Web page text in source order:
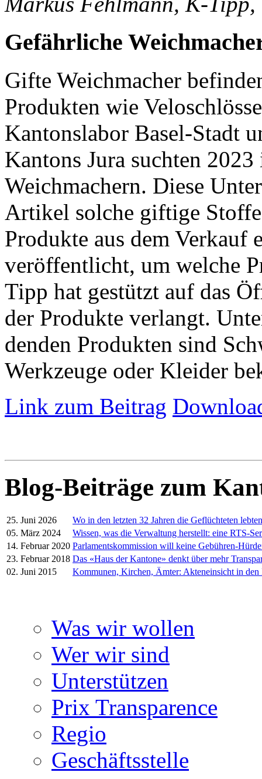
Gefährliche
Gifte Weichmacher
Produkten wie
Kantonslabor Basel-Stadt
Kantons Jura suchten
Weichmachern. Diese
Artikel solche giftige
Produkte aus dem
veröffentlicht, um welche
Tipp hat gestützt auf das
der Produkte verlangt.
denden Produkten sind
Werkzeuge oder Kleider
Link zum Beitrag
Blog-Beiträge zum
25. Juni 2026
Wo in den letzten 32 Jahren die Geflüchteten lebten
05. März 2024
Wissen, was die Verwaltung herstellt: eine RTS-
14. Februar 2020 Parlamentskommission will keine Gebühren-
23. Februar 2018 Das «Haus der Kantone» denkt über mehr
02. Juni 2015
Kommunen, Kirchen, Ämter: Akteneinsicht in den
Was wir wollen
Wer wir sind
Unterstützen
Prix Transparence
Regio
Geschäftsstelle